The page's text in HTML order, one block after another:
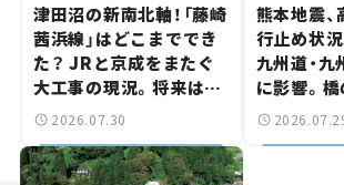
津田沼の新南北軸！「藤崎
茜浜線」はどこまででき
た？ JRと京成をまたぐ
大工事の現況。将来は
「習志野～鎌ケ谷」を最短
計画】
2026.07.30
熊本地震
行止め状況
九州道・
に影響。
【道路のニ